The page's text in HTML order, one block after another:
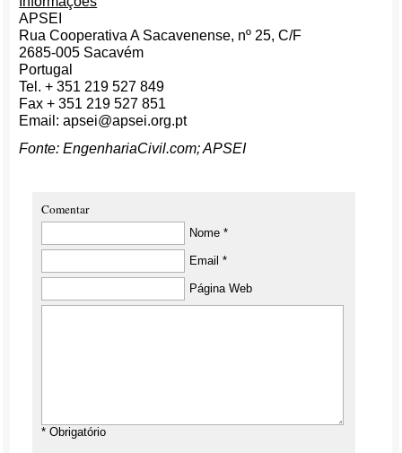
APSEI
Rua Cooperativa A Sacavenense, nº 25, C/F
2685-005 Sacavém
Portugal
Tel. + 351 219 527 849
Fax + 351 219 527 851
Email: apsei@apsei.org.pt
Fonte: EngenhariaCivil.com; APSEI
Comentar
Nome *
Email *
Página Web
* Obrigatório